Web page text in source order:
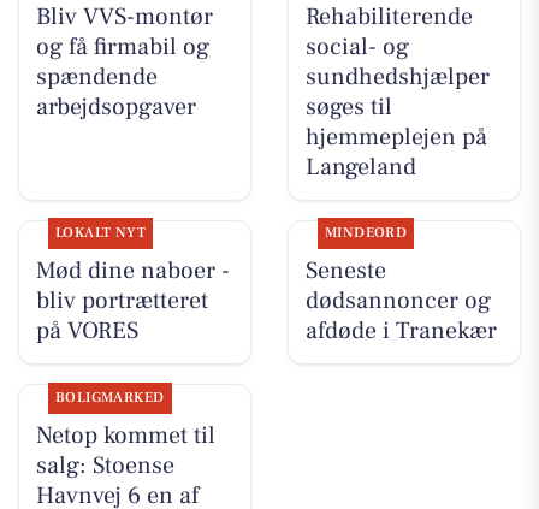
Bliv VVS-montør
og få firmabil og
spændende
arbejdsopgaver
Rehabiliterende
social- og
sundhedshjælper
søges til
hjemmeplejen på
Langeland
LOKALT NYT
Mød dine naboer -
bliv portrætteret
på VORES
MINDEORD
Seneste
dødsannoncer og
afdøde i Tranekær
BOLIGMARKED
Netop kommet til
salg: Stoense
Havnvej 6 en af